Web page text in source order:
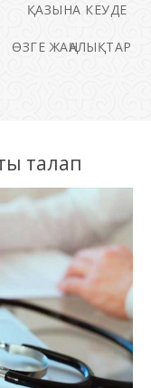
ҚАЗЫНА КЕУДЕ
ӨЗГЕ ЖАҢАЛЫҚТАР
талап